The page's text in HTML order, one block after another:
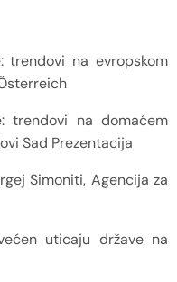
trendovi na evropskom
trendovi na domaćem
Sad Prezentacija
Simoniti, Agencija za
uticaju države na